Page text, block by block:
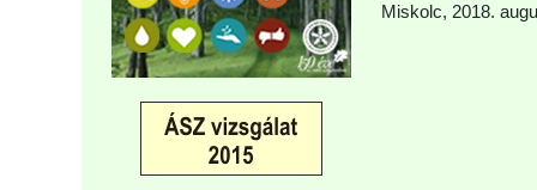
Miskolc, 2018.